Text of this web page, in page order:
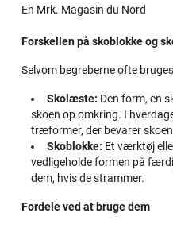
En Mrk. Magasin du Nord
Forskellen på skoblokke og
Selvom begreberne ofte
Skolæste: Den form, en
skoen op omkring. I
træformer, der bevarer
Skoblokke: Et værktøj
vedligeholde formen på
dem, hvis de strammer.
Fordele ved at bruge dem